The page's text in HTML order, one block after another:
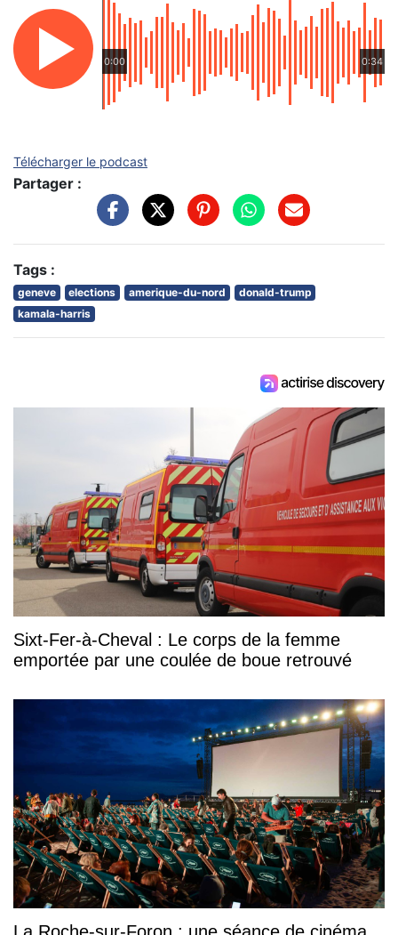
0:00 0:34
Télécharger le podcast
Partager :
Tags :
geneve elections amerique-du-nord
donald-trump
kamala-harris
Sixt-Fer-à-Cheval : Le corps de la femme
emportée par une coulée de boue retrouvé